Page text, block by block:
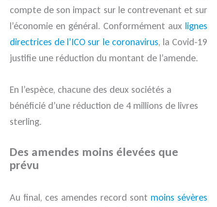
compte de son impact sur le contrevenant et sur
l’économie en général. Conformément aux lignes
directrices de l’ICO sur le coronavirus, la Covid-19
justifie une réduction du montant de l’amende.
En l’espèce, chacune des deux sociétés a
bénéficié d’une réduction de 4 millions de livres
sterling.
Des amendes moins élevées que
prévu
Au final, ces amendes record sont moins sévères